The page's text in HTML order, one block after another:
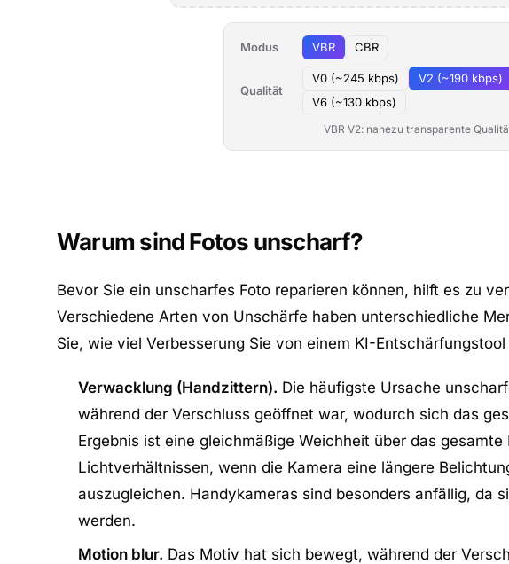
Modus VBR CBR
Qualität
V0 (~245 kbps) V2 (~190 kbps)
V6 (~130 kbps)
VBR V2: nahezu transparente
Warum sind Fotos unscharf?
Bevor Sie ein unscharfes Foto reparieren können, hilft es zu
Verschiedene Arten von Unschärfe haben unterschiedliche
Sie, wie viel Verbesserung Sie von einem KI-
Verwacklung (Handzittern). Die häufigste Ursache
während der Verschluss geöffnet war, wodurch sich das
Ergebnis ist eine gleichmäßige Weichheit über das
Lichtverhältnissen, wenn die Kamera eine längere
auszugleichen. Handykameras sind besonders anfällig, da
werden.
Motion blur. Das Motiv hat sich bewegt, während der